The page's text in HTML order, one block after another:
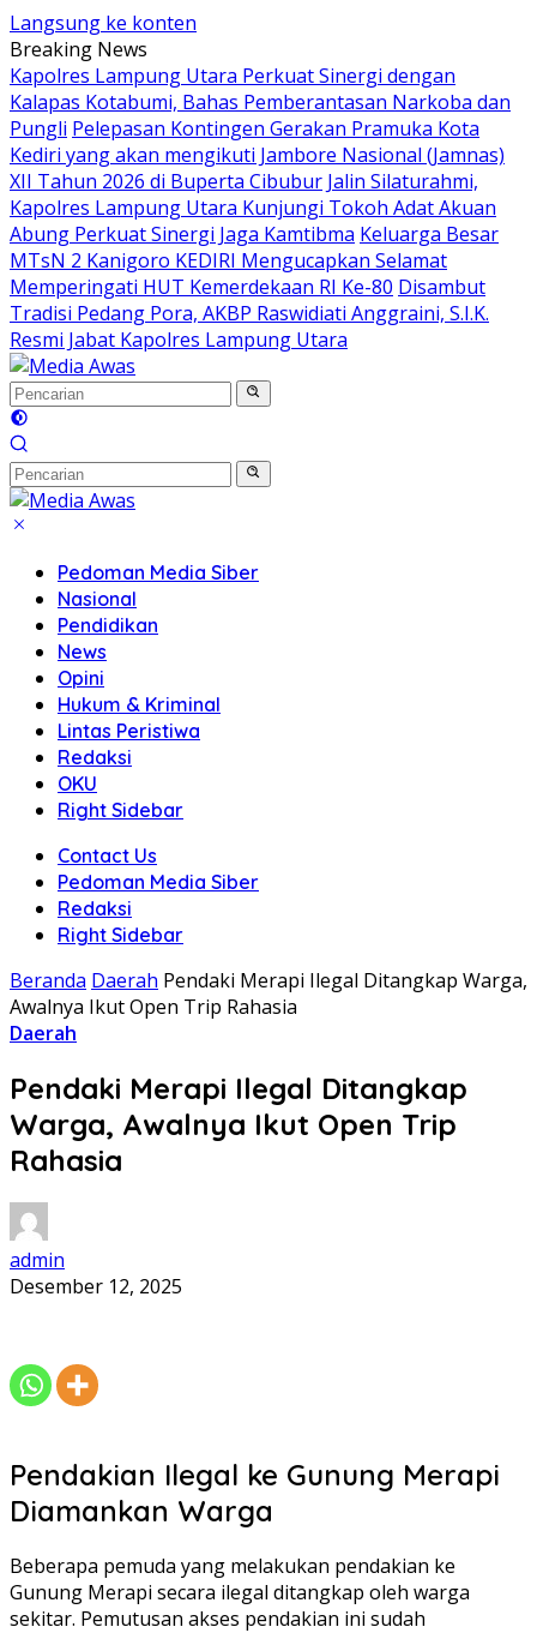
Langsung ke konten
Breaking News
Kapolres Lampung Utara Perkuat Sinergi dengan
Kalapas Kotabumi, Bahas Pemberantasan Narkoba dan
Pungli Pelepasan Kontingen Gerakan Pramuka Kota
Kediri yang akan mengikuti Jambore Nasional (Jamnas)
XII Tahun 2026 di Buperta Cibubur Jalin Silaturahmi,
Kapolres Lampung Utara Kunjungi Tokoh Adat Akuan
Abung Perkuat Sinergi Jaga Kamtibma Keluarga Besar
MTsN 2 Kanigoro KEDIRI Mengucapkan Selamat
Memperingati HUT Kemerdekaan RI Ke-80 Disambut
Tradisi Pedang Pora, AKBP Raswidiati Anggraini, S.I.K.
Resmi Jabat Kapolres Lampung Utara
Pedoman Media Siber
Nasional
Pendidikan
News
Opini
Hukum & Kriminal
Lintas Peristiwa
Redaksi
OKU
Right Sidebar
Contact Us
Pedoman Media Siber
Redaksi
Right Sidebar
Beranda Daerah Pendaki Merapi Ilegal Ditangkap Warga,
Awalnya Ikut Open Trip Rahasia
Daerah
Pendaki Merapi Ilegal Ditangkap
Warga, Awalnya Ikut Open Trip
Rahasia
admin
Desember 12, 2025
Pendakian Ilegal ke Gunung Merapi
Diamankan Warga
Beberapa pemuda yang melakukan pendakian ke
Gunung Merapi secara ilegal ditangkap oleh warga
sekitar. Pemutusan akses pendakian ini sudah